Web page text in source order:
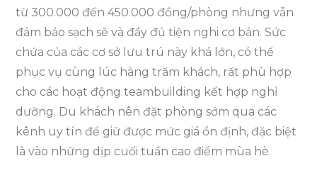
từ 300.000 đến 450.000 đồng/phòng nhưng vẫn
đảm bảo sạch sẽ và đầy đủ tiện nghi cơ bản. Sức
chứa của các cơ sở lưu trú này khá lớn, có thể
phục vụ cùng lúc hàng trăm khách, rất phù hợp
cho các hoạt động teambuilding kết hợp nghỉ
dưỡng. Du khách nên đặt phòng sớm qua các
kênh uy tín để giữ được mức giá ổn định, đặc biệt
là vào những dịp cuối tuần cao điểm mùa hè.